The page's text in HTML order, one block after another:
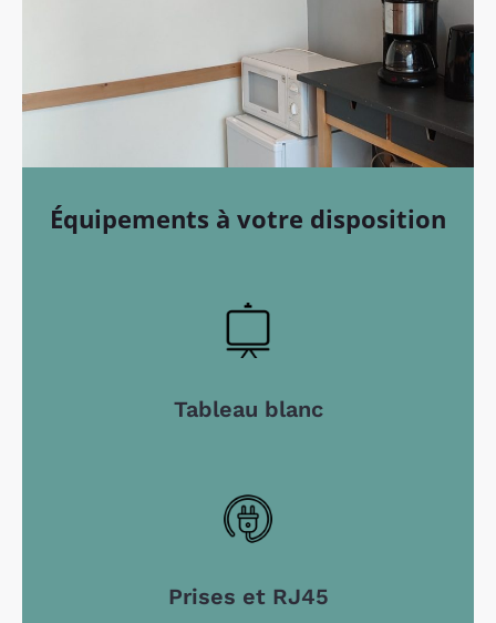
Équipements à votre disposition
Tableau blanc
Prises et RJ45